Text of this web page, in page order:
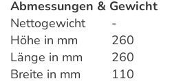
Abmessungen & Gewicht
Nettogewicht
-
Höhe in mm
260
Länge in mm
260
Breite in mm
110